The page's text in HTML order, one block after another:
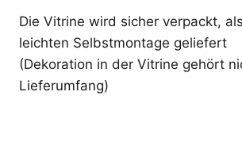
Die Vitrine wird sicher verpackt,
leichten Selbstmontage geliefert
(Dekoration in der Vitrine gehört
Lieferumfang)